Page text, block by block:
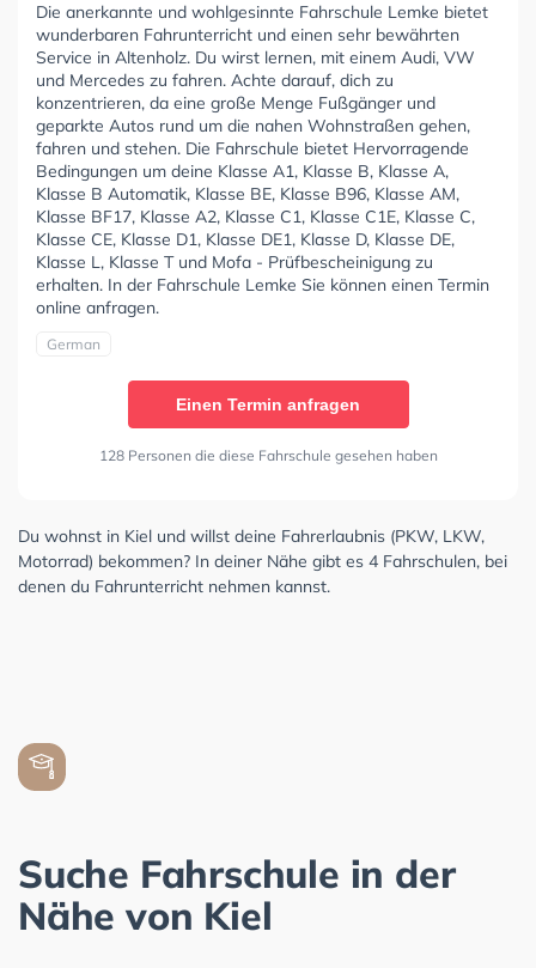
Die anerkannte und wohlgesinnte Fahrschule Lemke bietet
wunderbaren Fahrunterricht und einen sehr bewährten
Service in Altenholz. Du wirst lernen, mit einem Audi, VW
und Mercedes zu fahren. Achte darauf, dich zu
konzentrieren, da eine große Menge Fußgänger und
geparkte Autos rund um die nahen Wohnstraßen gehen,
fahren und stehen. Die Fahrschule bietet Hervorragende
Bedingungen um deine Klasse A1, Klasse B, Klasse A,
Klasse B Automatik, Klasse BE, Klasse B96, Klasse AM,
Klasse BF17, Klasse A2, Klasse C1, Klasse C1E, Klasse C,
Klasse CE, Klasse D1, Klasse DE1, Klasse D, Klasse DE,
Klasse L, Klasse T und Mofa - Prüfbescheinigung zu
erhalten. In der Fahrschule Lemke Sie können einen Termin
online anfragen.
German
Einen Termin anfragen
128 Personen die diese Fahrschule gesehen haben
Du wohnst in Kiel und willst deine Fahrerlaubnis (PKW, LKW,
Motorrad) bekommen? In deiner Nähe gibt es 4 Fahrschulen, bei
denen du Fahrunterricht nehmen kannst.
Suche Fahrschule in der
Nähe von Kiel